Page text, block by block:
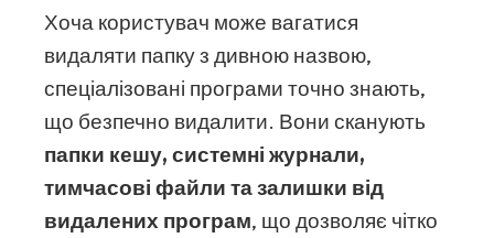
Хоча користувач може вагатися
видаляти папку з дивною назвою,
спеціалізовані програми точно знають,
що безпечно видалити. Вони сканують
папки кешу, системні журнали,
тимчасові файли та залишки від
видалених програм, що дозволяє чітко